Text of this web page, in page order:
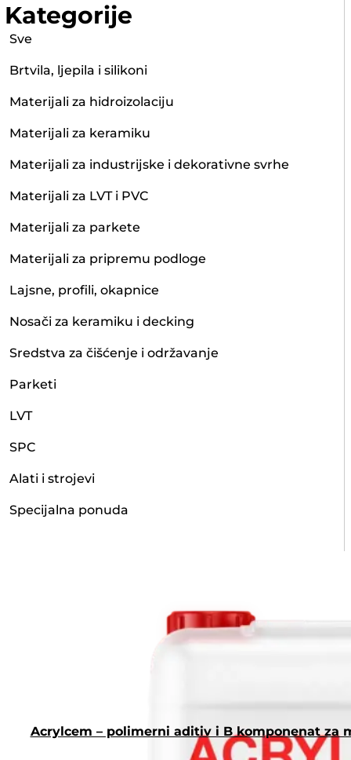
Kategorije
Sve
Brtvila, ljepila i silikoni
Materijali za hidroizolaciju
Materijali za keramiku
Materijali za industrijske i dekorativne svrhe
Materijali za LVT i PVC
Materijali za parkete
Materijali za pripremu podloge
Lajsne, profili, okapnice
Nosači za keramiku i decking
Sredstva za čišćenje i održavanje
Parketi
LVT
SPC
Alati i strojevi
Specijalna ponuda
Acrylcem – polimerni aditiv i B komponenat za